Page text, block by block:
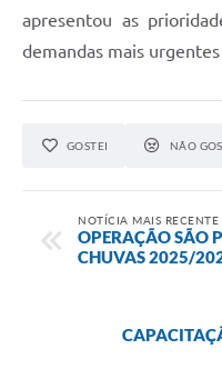
apresentou as
demandas mais
GOSTEI NÃO
NOTÍCIA MAIS RECENTE
OPERAÇÃO SÃO
CHUVAS 2025/